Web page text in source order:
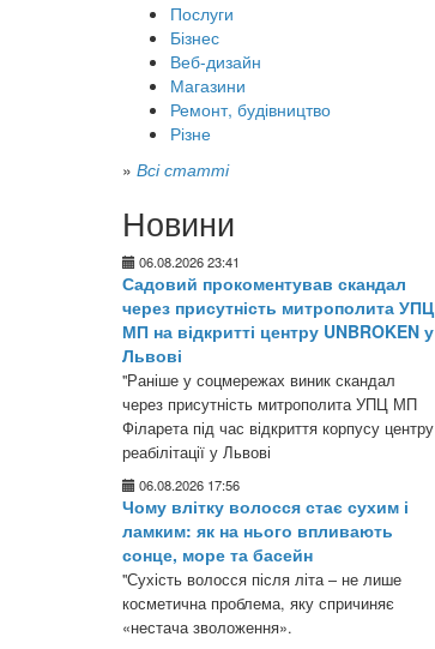
Послуги
Бізнес
Веб-дизайн
Магазини
Ремонт, будівництво
Різне
» Всі статті
Новини
06.08.2026 23:41
Садовий прокоментував скандал
через присутність митрополита УПЦ
МП на відкритті центру UNBROKEN у
Львові
"Раніше у соцмережах виник скандал
через присутність митрополита УПЦ МП
Філарета під час відкриття корпусу центру
реабілітації у Львові
06.08.2026 17:56
Чому влітку волосся стає сухим і
ламким: як на нього впливають
сонце, море та басейн
"Сухість волосся після літа – не лише
косметична проблема, яку спричиняє
«нестача зволоження».